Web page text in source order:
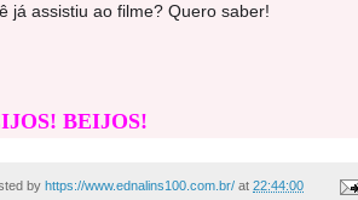
já assistiu ao filme? Quero saber!
BEIJOS!
by https://www.ednalins100.com.br/ at 22:44:00